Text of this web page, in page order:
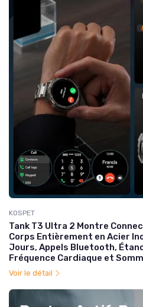
KOSPET
Tank T3 Ultra 2 Montre
Corps Entièrement en Acier
Jours, Appels Bluetooth,
Fréquence Cardiaque et
Voir le détail